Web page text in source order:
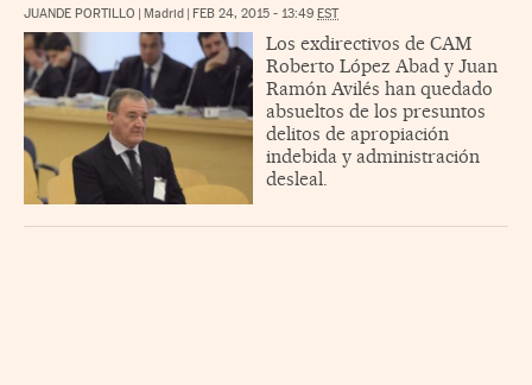
JUANDE PORTILLO Madrid FEB 24, 2015 - 13:49 EST
Los exdirectivos de CAM
Roberto López Abad y Juan
Ramón Avilés han quedado
absueltos de los presuntos
delitos de apropiación
indebida y administración
desleal.